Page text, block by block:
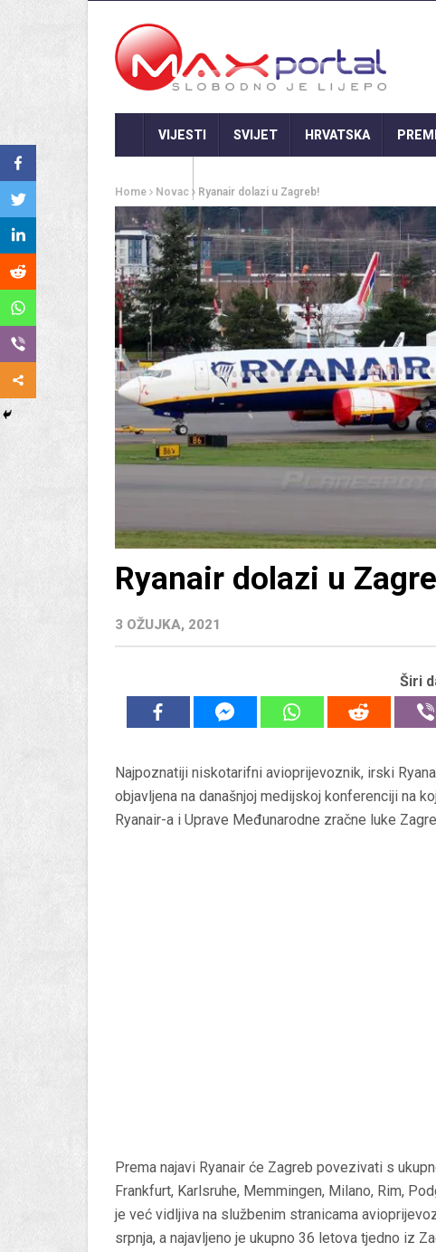
VIJESTI SVIJET HRVATSKA
Home Novac Ryanair dolazi u Zagreb!
Ryanair dolazi u
3 OŽUJKA, 2021
Širi
Najpoznatiji niskotarifni avioprijevoznik, irski
objavljena na današnjoj medijskoj konferenciji na
Ryanair-a i Uprave Međunarodne zračne luke
Prema najavi Ryanair će Zagreb povezivati s
Frankfurt, Karlsruhe, Memmingen, Milano, Rim,
je već vidljiva na službenim stranicama
srpnja, a najavljeno je ukupno 36 letova tjedno iz